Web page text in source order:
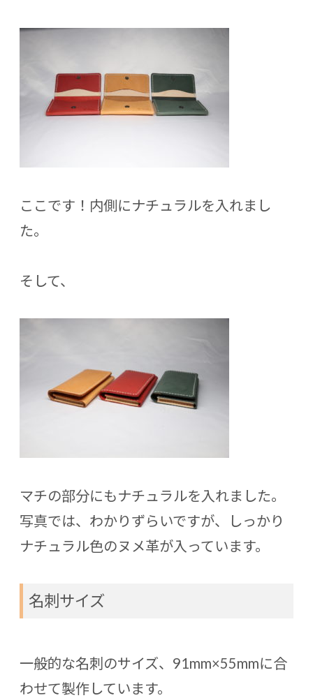
ここです！内側にナチュラルを入れまし
た。
そして、
マチの部分にもナチュラルを入れました。
写真では、わかりずらいですが、しっかり
ナチュラル色のヌメ革が入っています。
名刺サイズ
一般的な名刺のサイズ、91mm×55mmに合
わせて製作しています。